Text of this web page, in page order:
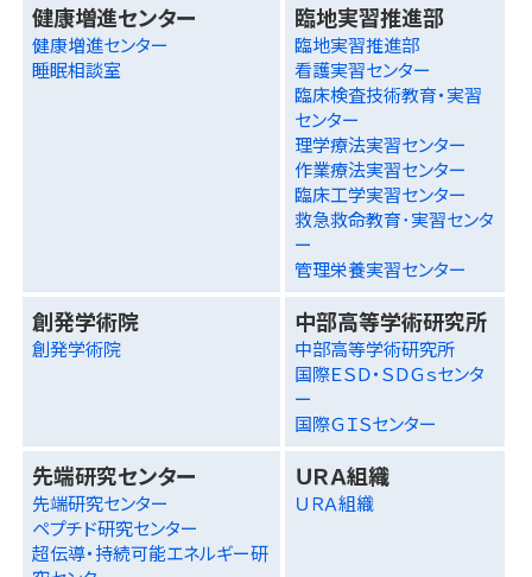
健康増進センター
健康増進センター
睡眠相談室
臨地実習推進部
臨地実習推進部
看護実習センター
臨床検査技術教育・実習
センター
理学療法実習センター
作業療法実習センター
臨床工学実習センター
救急救命教育･実習センタ
ー
管理栄養実習センター
創発学術院
創発学術院
中部高等学術研究所
中部高等学術研究所
国際ＥＳＤ・ＳＤＧｓセンタ
ー
国際ＧＩＳセンター
先端研究センター
先端研究センター
ペプチド研究センター
超伝導・持続可能エネルギー研
ＵＲＡ組織
ＵＲＡ組織